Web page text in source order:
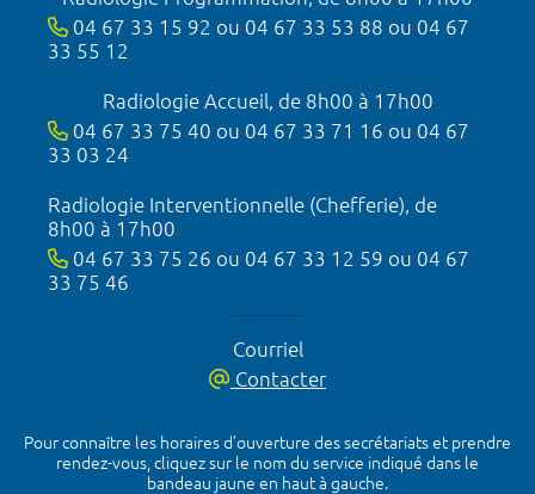
04 67 33 15 92 ou 04 67 33 53 88 ou 04 67
33 55 12
Radiologie Accueil, de 8h00 à 17h00
04 67 33 75 40 ou 04 67 33 71 16 ou 04 67
33 03 24
Radiologie Interventionnelle (Chefferie), de
8h00 à 17h00
04 67 33 75 26 ou 04 67 33 12 59 ou 04 67
33 75 46
Courriel
Contacter
Pour connaître les horaires d’ouverture des secrétariats et prendre
rendez-vous, cliquez sur le nom du service indiqué dans le
bandeau jaune en haut à gauche.